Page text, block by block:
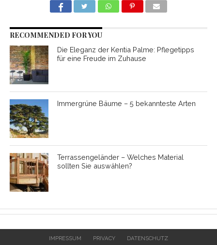
RECOMMENDED FOR YOU
Die Eleganz der Kentia Palme: Pflegetipps
für eine Freude im Zuhause
Immergrüne Bäume – 5 bekannteste Arten
Terrassengeländer – Welches Material
sollten Sie auswählen?
IMPRESSUM PRIVACY
DATENSCHUTZ